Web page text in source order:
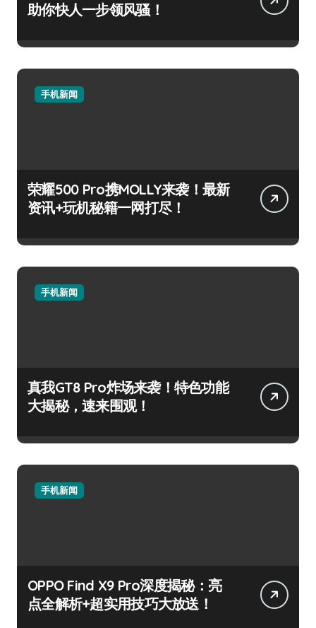
助你快人一步领风骚！
手机新闻
荣耀500 Pro携MOLLY来袭！最新
资讯+玩机秘籍一网打尽！
手机新闻
真我GT8 Pro炸场来袭！特色功能
大揭秘，速来围观！
手机新闻
OPPO Find X9 Pro深度揭秘：亮
点全解析+超实用技巧大放送！